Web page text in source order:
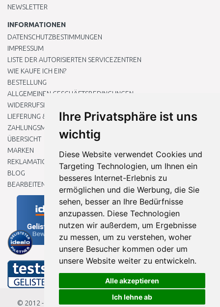
Ihre Privatsphäre ist uns
wichtig
Diese Website verwendet Cookies und
Targeting Technologien, um Ihnen ein
besseres Internet-Erlebnis zu
ermöglichen und die Werbung, die Sie
sehen, besser an Ihre Bedürfnisse
anzupassen. Diese Technologien
nutzen wir außerdem, um Ergebnisse
zu messen, um zu verstehen, woher
unsere Besucher kommen oder um
unsere Website weiter zu entwickeln.
Alle akzeptieren
Ich lehne ab
NEWSLETTER
INFORMATIONEN
DATENSCHUTZBESTIMMUNGEN
IMPRESSUM
LISTE DER AUTORISIERTEN SERVICEZENTREN
WIE KAUFE ICH EIN?
BESTELLUNG
ALLGEMEINEN GESCHÄFTSBEDINGUNGEN
WIDERRUFSRECHT
LIEFERUNG & ZAHLUNG
ZAHLUNGSMETHODEN
ÜBERSICHT
MARKEN
REKLAMATIONEN UND RETOUREN
BLOG
BEARBEITEN SIE MEINE COOKIE-EINSTELLUNGEN
© 2012 - 2026Baumarkteu.de